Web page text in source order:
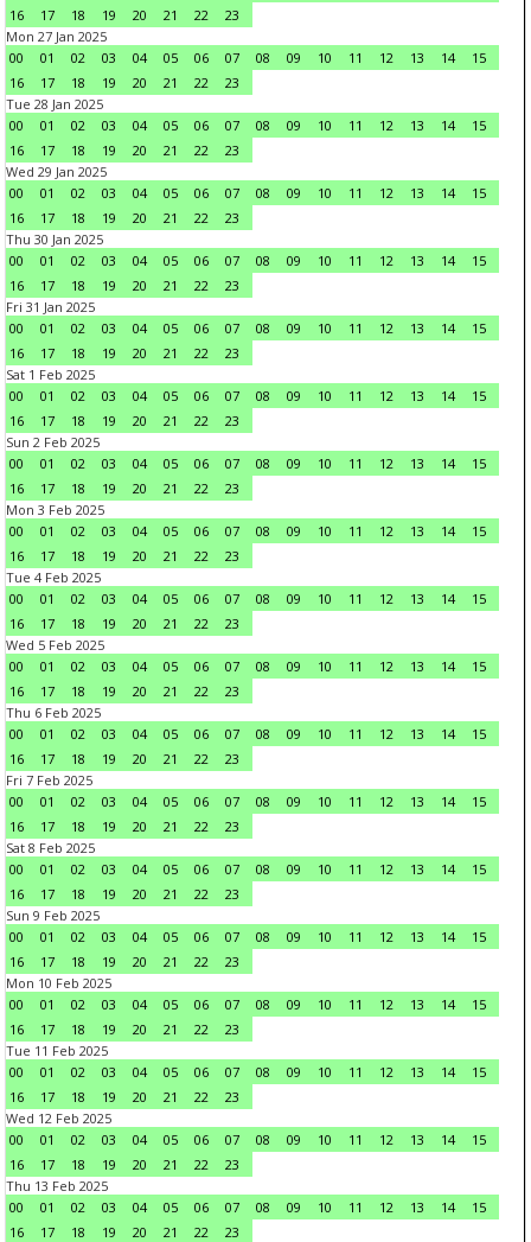
16
17 18 19 20 21 22
23
Mon 27 Jan 2025
00
01 02 03 04 05 06 07 08 09 10 11 12 13 14
15
16
17 18 19 20 21 22
23
Tue 28 Jan 2025
00
01 02 03 04 05 06 07 08 09 10 11 12 13 14
15
16
17 18 19 20 21 22
23
Wed 29 Jan 2025
00
01 02 03 04 05 06 07 08 09 10 11 12 13 14
15
16
17 18 19 20 21 22
23
Thu 30 Jan 2025
00
01 02 03 04 05 06 07 08 09 10 11 12 13 14
15
16
17 18 19 20 21 22
23
Fri 31 Jan 2025
00
01 02 03 04 05 06 07 08 09 10 11 12 13 14
15
16
17 18 19 20 21 22
23
Sat 1 Feb 2025
00
01 02 03 04 05 06 07 08 09 10 11 12 13 14
15
16
17 18 19 20 21 22
23
Sun 2 Feb 2025
00
01 02 03 04 05 06 07 08 09 10 11 12 13 14
15
16
17 18 19 20 21 22
23
Mon 3 Feb 2025
00
01 02 03 04 05 06 07 08 09 10 11 12 13 14
15
16
17 18 19 20 21 22
23
Tue 4 Feb 2025
00
01 02 03 04 05 06 07 08 09 10 11 12 13 14
15
16
17 18 19 20 21 22
23
Wed 5 Feb 2025
00
01 02 03 04 05 06 07 08 09 10 11 12 13 14
15
16
17 18 19 20 21 22
23
Thu 6 Feb 2025
00
01 02 03 04 05 06 07 08 09 10 11 12 13 14
15
16
17 18 19 20 21 22
23
Fri 7 Feb 2025
00
01 02 03 04 05 06 07 08 09 10 11 12 13 14
15
16
17 18 19 20 21 22
23
Sat 8 Feb 2025
00
01 02 03 04 05 06 07 08 09 10 11 12 13 14
15
16
17 18 19 20 21 22
23
Sun 9 Feb 2025
00
01 02 03 04 05 06 07 08 09 10 11 12 13 14
15
16
17 18 19 20 21 22
23
Mon 10 Feb 2025
00
01 02 03 04 05 06 07 08 09 10 11 12 13 14
15
16
17 18 19 20 21 22
23
Tue 11 Feb 2025
00
01 02 03 04 05 06 07 08 09 10 11 12 13 14
15
16
17 18 19 20 21 22
23
Wed 12 Feb 2025
00
01 02 03 04 05 06 07 08 09 10 11 12 13 14
15
16
17 18 19 20 21 22
23
Thu 13 Feb 2025
00
01 02 03 04 05 06 07 08 09 10 11 12 13 14
15
16
17 18 19 20 21 22
23